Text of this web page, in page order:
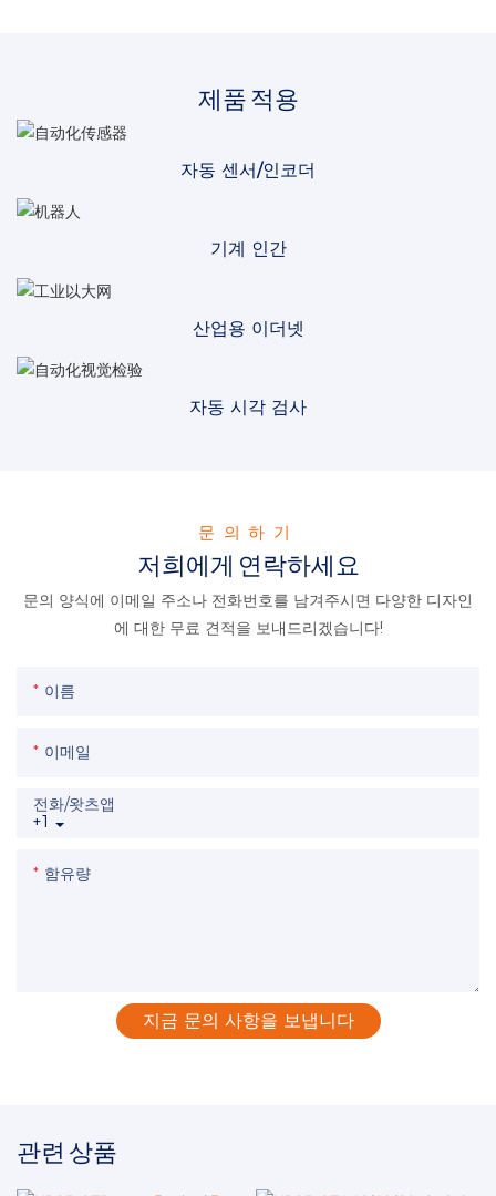
제품 적용
자동 센서/인코더
기계 인간
산업용 이더넷
자동 시각 검사
문의하기
저희에게 연락하세요
문의 양식에 이메일 주소나 전화번호를 남겨주시면 다양한 디자인
에 대한 무료 견적을 보내드리겠습니다!
이름
이메일
+1
전화/왓츠앱
함유량
지금 문의 사항을 보냅니다
관련 상품